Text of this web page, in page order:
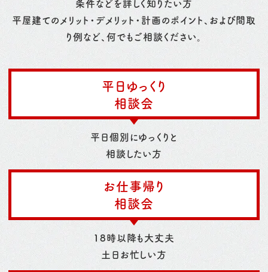
条件などを詳しく知りたい方
平屋建てのメリット・デメリット・計画のポイント、および間取
り例など、何でもご相談ください。
平日ゆっくり
相談会
平日個別にゆっくりと
相談したい方
お仕事帰り
相談会
18時以降も大丈夫
土日お忙しい方